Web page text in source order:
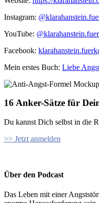
Instagram:
YouTube:
Facebook:
Mein erstes Buch: ⁠⁠ Liebe
16 Anker-Sätze für
Du kannst Dich selbst in die
>> Jetzt anmelden
Über den Podcast
Das Leben mit einer